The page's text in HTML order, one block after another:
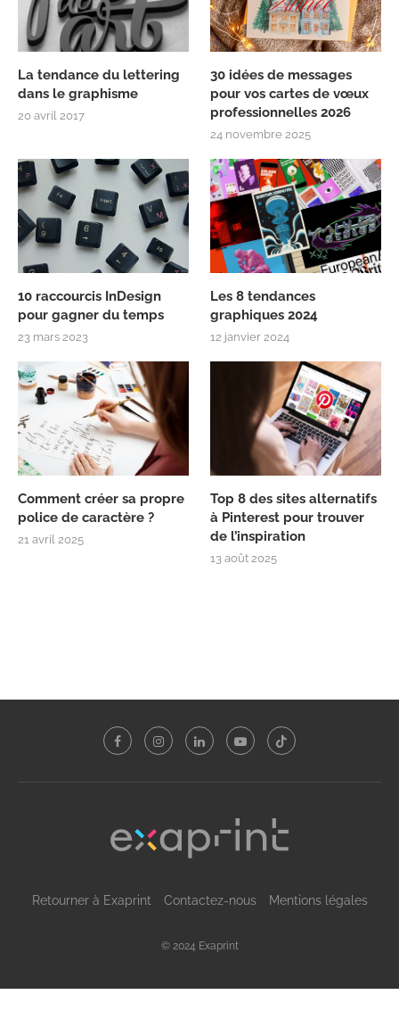
La tendance du lettering
dans le graphisme
20 avril 2017
30 idées de messages
pour vos cartes de vœux
professionnelles 2026
24 novembre 2025
10 raccourcis InDesign
pour gagner du temps
23 mars 2023
Les 8 tendances
graphiques 2024
12 janvier 2024
Comment créer sa propre
police de caractère ?
21 avril 2025
Top 8 des sites alternatifs
à Pinterest pour trouver
de l’inspiration
13 août 2025
Retourner à Exaprint Contactez-nous Mentions légales
© 2024 Exaprint